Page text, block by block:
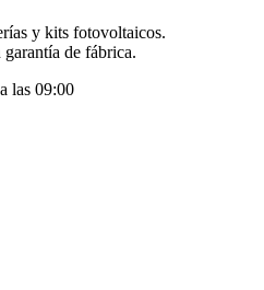
y kits fotovoltaicos.
de fábrica.
a las 09:00